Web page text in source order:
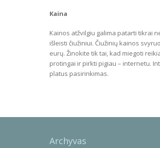
Kaina
Kainos atžvilgiu galima patarti tikrai
išleisti čiužiniui. Čiužinių kainos
eurų. Žinokite tik tai, kad miegoti
protingai ir pirkti pigiau – internetu.
platus pasirinkimas.
Archyvas